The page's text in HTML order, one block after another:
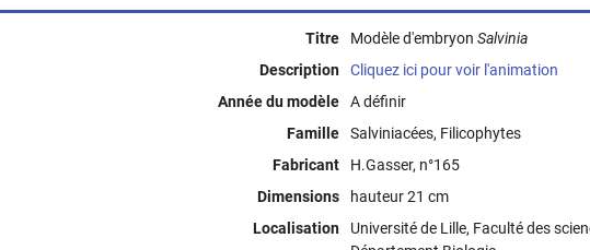
Titre Modèle d'embryon Salvinia
Description
Cliquez ici pour voir l'animation
Année du modèle
A définir
Famille
Salviniacées, Filicophytes
Fabricant
H.Gasser, n°165
Dimensions
hauteur 21 cm
Localisation
Université de Lille, Faculté des